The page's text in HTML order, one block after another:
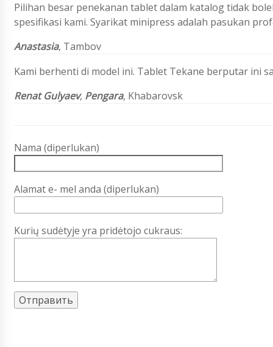
Pilihan besar penekanan tablet dalam katalog tidak
spesifikasi kami. Syarikat minipress adalah pasukan
Anastasia, Tambov
Kami berhenti di model ini. Tablet Tekane berputar ini
Renat Gulyaev, Pengara, Khabarovsk
Nama (diperlukan)
Alamat e- mel anda (diperlukan)
Kurių sudėtyje yra pridėtojo cukraus: